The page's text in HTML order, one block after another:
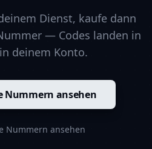
Dienst, kaufe dann
— Codes landen in
deinem Konto.
Nummern ansehen
Nummern ansehen